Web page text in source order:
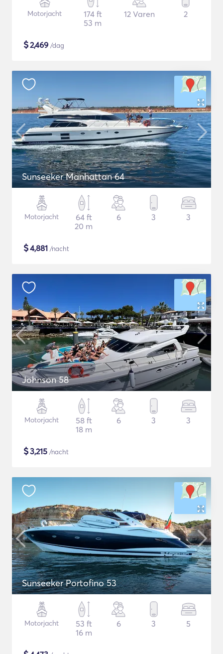
Motorjacht
174 ft
53 m
12 Varen 2
$2,469 /dag
Sunseeker Manhattan 64
Motorjacht
64 ft
20 m
6 3 3
$4,881 /nacht
Johnson 58
Motorjacht
58 ft
18 m
6 3 3
$3,215 /nacht
Sunseeker Portofino 53
Motorjacht
53 ft
16 m
6 3 5